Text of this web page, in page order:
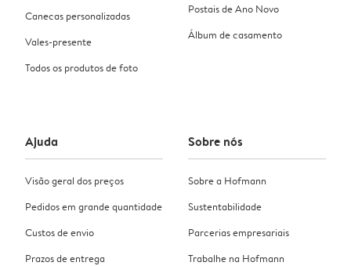
Canecas personalizadas
Vales-presente
Todos os produtos de foto
Postais de Ano Novo
Álbum de casamento
Ajuda
Visão geral dos preços
Pedidos em grande quantidade
Custos de envio
Prazos de entrega
Sobre nós
Sobre a Hofmann
Sustentabilidade
Parcerias empresariais
Trabalhe na Hofmann